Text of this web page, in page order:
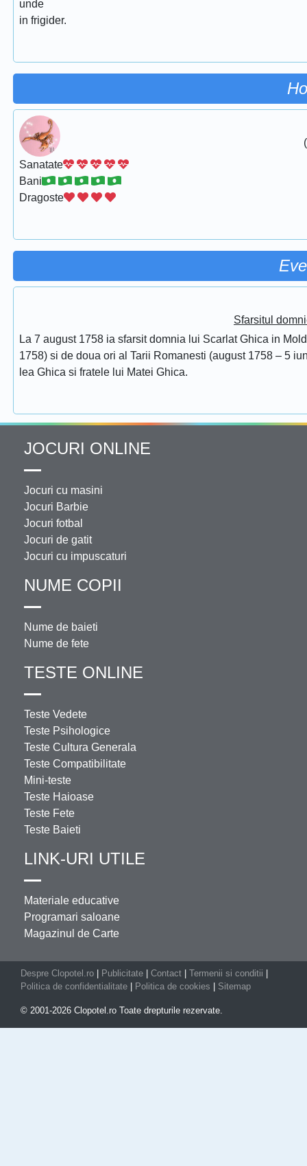
unde
in frigider.
Sanatate
Bani
Dragoste
Sfarsitul
La 7 august 1758 ia sfarsit domnia lui Scarlat Ghica in
1758) si de doua ori al Tarii Romanesti (august 1758 – 5
lea Ghica si fratele lui Matei Ghica.
JOCURI ONLINE
Jocuri cu masini
Jocuri Barbie
Jocuri fotbal
Jocuri de gatit
Jocuri cu impuscaturi
NUME COPII
Nume de baieti
Nume de fete
TESTE ONLINE
Teste Vedete
Teste Psihologice
Teste Cultura Generala
Teste Compatibilitate
Mini-teste
Teste Haioase
Teste Fete
Teste Baieti
LINK-URI UTILE
Materiale educative
Programari saloane
Magazinul de Carte
Despre Clopotel.ro Publicitate Contact Termenii si conditii
Politica de confidentialitate
Politica de cookies Sitemap
© 2001-2026 Clopotel.ro Toate drepturile rezervate.